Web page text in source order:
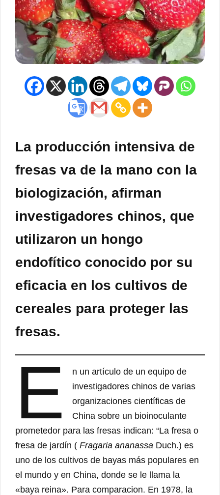
La producción intensiva de
fresas va de la mano con la
biologización, afirman
investigadores chinos, que
utilizaron un hongo
endofítico conocido por su
eficacia en los cultivos de
cereales para proteger las
fresas.
E
n un artículo de un equipo de
investigadores chinos de varias
organizaciones científicas de
China sobre un bioinoculante
prometedor para las fresas indican: “La fresa o
fresa de jardín ( Fragaria ananassa Duch.) es
uno de los cultivos de bayas más populares en
el mundo y en China, donde se le llama la
«baya reina». Para comparacion. En 1978, la